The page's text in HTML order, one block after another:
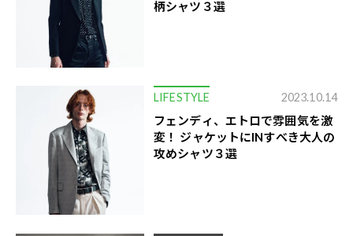
柄シャツ３選
LIFESTYLE 2023.10.14
フェンディ、エトロで雰囲気を激
変！ ジャケットにINすべき大人の
攻めシャツ３選